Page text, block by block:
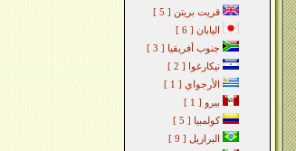
[ 5 ]
قريت بريتن
[ 6 ]
[ 3 ]
[ 2 ]
[ 1 ]
[ 1 ]
[ 5 ]
كولمبيا
[ 9 ]